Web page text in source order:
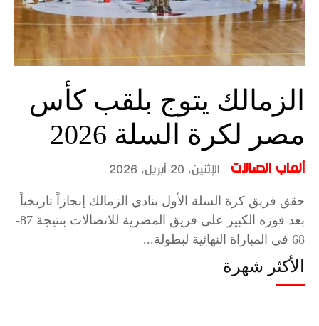
الزمالك يتوج بلقب كأس
مصر لكرة السلة 2026
ألعاب الصالات الإثنين، 20 أبريل، 2026
حقق فريق كرة السلة الأول بنادي الزمالك إنجازاً تاريخياً
بعد فوزه الكبير على فريق المصرية للاتصالات بنتيجة 87-
68 في المباراة النهائية لبطولة...
الأكثر شهرة